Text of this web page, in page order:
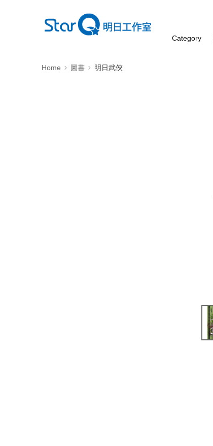
Category
Home 圖書 明日武俠